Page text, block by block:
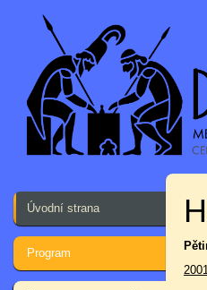
Úvodní strana
Program